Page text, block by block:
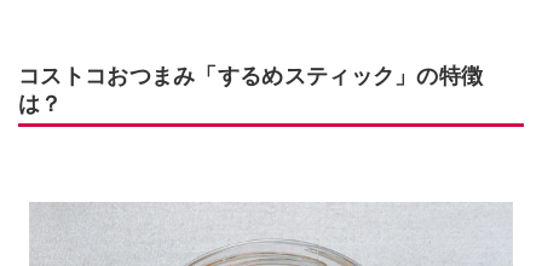
コストコおつまみ「するめスティック」の特徴
は？